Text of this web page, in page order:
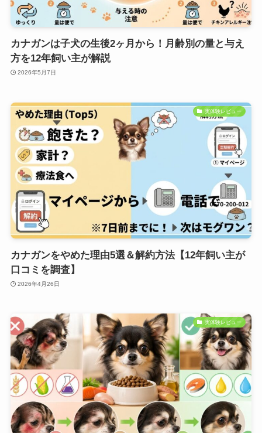
カナガンは子犬の生後2ヶ月から！月齢別の量と与え
方を12年飼い主が解説
2026年5月7日
実体験レビュー
カナガンをやめた理由5選＆解約方法【12年飼い主が
口コミを調査】
2026年4月26日
実体験レビュー